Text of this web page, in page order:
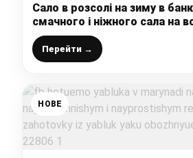
Сало в розсолі на зиму в
смачного і ніжного сала на
життя, а готується дуже
Перейти →
НОВЕ